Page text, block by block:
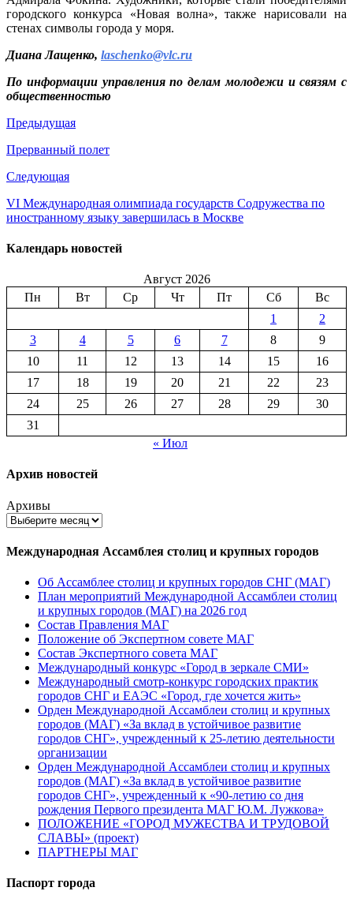
городского конкурса «Новая волна», также нарисовали на
стенах символы города у моря.
Диана Лащенко, laschenko@vlc.ru
По информации управления по делам молодежи и связям с
общественностью
Предыдущая
Прерванный полет
Следующая
VI Международная олимпиада государств Содружества по
иностранному языку завершилась в Москве
Календарь новостей
Август 2026
Пн
Вт Ср Чт Пт Сб
Вс
1
2
3
4 5 6 7 8
9
10
11 12 13 14 15
16
17
18 19 20 21 22
23
24
25 26 27 28 29
30
31
« Июл
Архив новостей
Архивы
Международная Ассамблея столиц и крупных городов
Об Ассамблее столиц и крупных городов СНГ (МАГ)
План мероприятий Международной Ассамблеи столиц
и крупных городов (МАГ) на 2026 год
Состав Правления МАГ
Положение об Экспертном совете МАГ
Состав Экспертного совета МАГ
Международный конкурс «Город в зеркале СМИ»
Международный смотр-конкурс городских практик
городов СНГ и ЕАЭС «Город, где хочется жить»
Орден Международной Ассамблеи столиц и крупных
городов (МАГ) «За вклад в устойчивое развитие
городов СНГ», учрежденный к 25-летию деятельности
организации
Орден Международной Ассамблеи столиц и крупных
городов (МАГ) «За вклад в устойчивое развитие
городов СНГ», учрежденный к «90-летию со дня
рождения Первого президента МАГ Ю.М. Лужкова»
ПОЛОЖЕНИЕ «ГОРОД МУЖЕСТВА И ТРУДОВОЙ
СЛАВЫ» (проект)
ПАРТНЕРЫ МАГ
Паспорт города